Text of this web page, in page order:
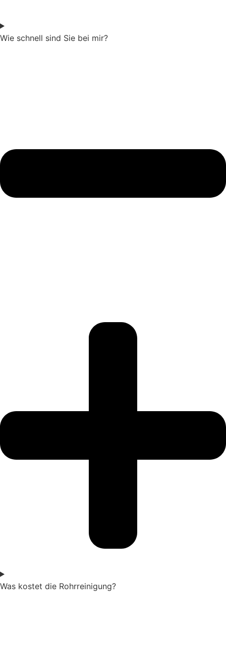
Wie schnell sind Sie bei mir?
Was kostet die Rohrreinigung?